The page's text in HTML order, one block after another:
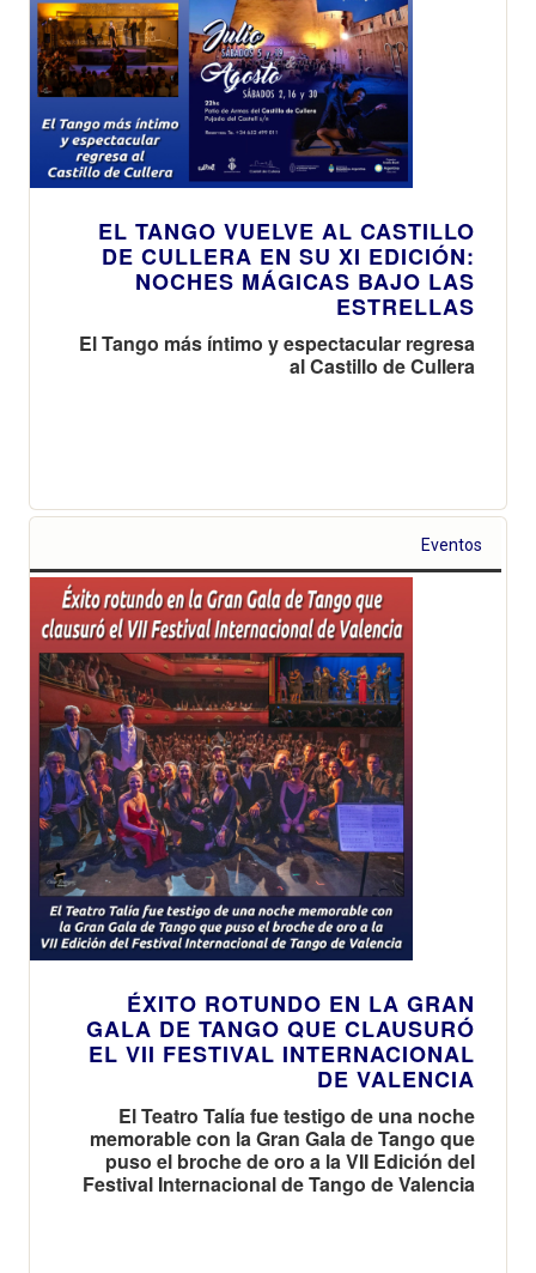
EL TANGO VUELVE AL CASTILLO
DE CULLERA EN SU XI EDICIÓN:
NOCHES MÁGICAS BAJO LAS
ESTRELLAS
El Tango más íntimo y espectacular regresa
al Castillo de Cullera
Eventos
ÉXITO ROTUNDO EN LA GRAN
GALA DE TANGO QUE CLAUSURÓ
EL VII FESTIVAL INTERNACIONAL
DE VALENCIA
El Teatro Talía fue testigo de una noche
memorable con la Gran Gala de Tango que
puso el broche de oro a la VII Edición del
Festival Internacional de Tango de Valencia